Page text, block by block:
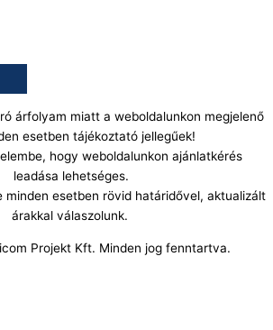
árfolyam miatt a weboldalunkon megjelenő
esetben tájékoztató jellegűek!
hogy weboldalunkon ajánlatkérés
leadása lehetséges.
minden esetben rövid határidővel, aktualizált
árakkal válaszolunk.
Projekt Kft. Minden jog fenntartva.